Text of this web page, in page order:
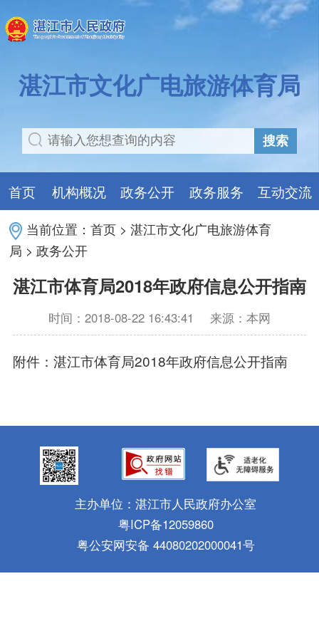
湛江市文化广电旅游体育局
搜索
首页 机构概况 政务公开 政务服务 互动交流
当前位置：首页 >湛江市文化广电旅游体育
局 >政务公开
湛江市体育局2018年政府信息公开指南
时间：2018-08-22 16:43:41 来源：本网
附件：湛江市体育局2018年政府信息公开指南
主办单位：湛江市人民政府办公室
粤ICP备12059860
粤公安网安备 44080202000041号